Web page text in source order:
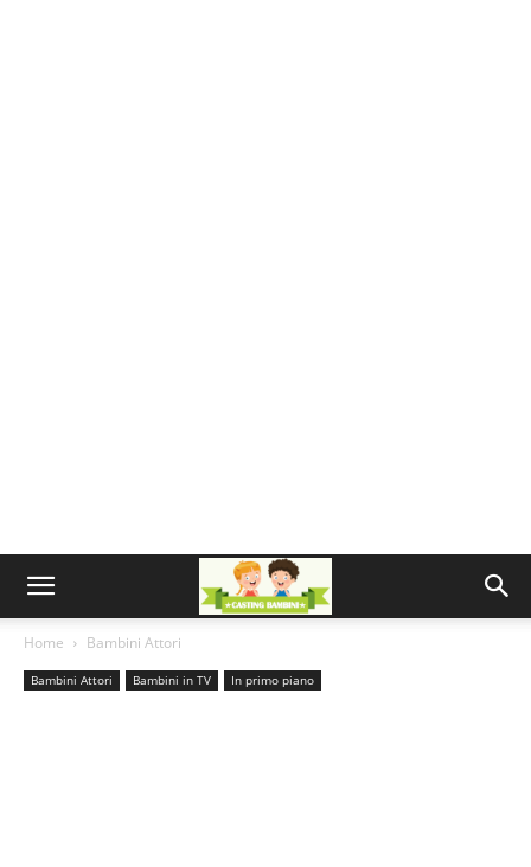
Home Bambini Attori
Bambini Attori Bambini in TV In primo piano